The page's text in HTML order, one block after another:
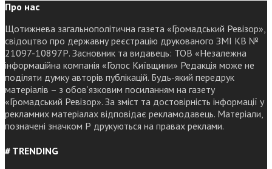
Про нас
Щотижнева загальнополітична газета «Громадський Ревізор»,
свідоцтво про державну реєстрацію друкованого ЗМІ КВ №
21097-10897Р. Засновник та видавець: ТОВ «Незалежна
інформаційна компанія «Голос Київщини» Редакція може не
поділяти думку авторів публікацій. Будь-який передрук
матеріалів – з обов’язковим посиланням на газету
«Громадський Ревізор». За зміст та достовірність інформації у
рекламних матеріалах відповідає рекламодавець. Матеріали,
позначені значком Р друкуються на правах реклами.
# TRENDING